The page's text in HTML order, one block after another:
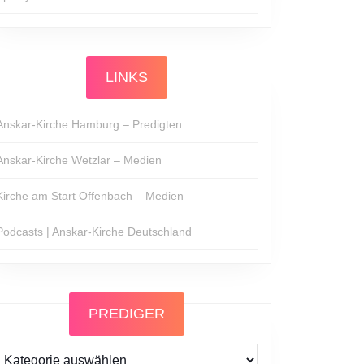
LINKS
Kirche Hamburg – Predigten
Kirche Wetzlar – Medien
am Start Offenbach – Medien
| Anskar-Kirche Deutschland
PREDIGER
Prediger